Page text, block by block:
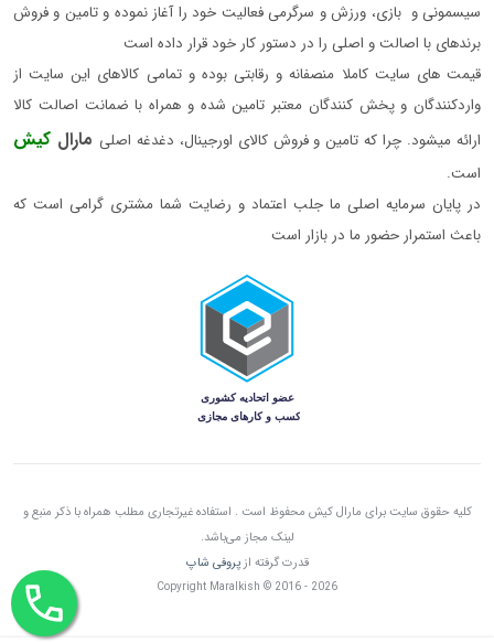
سیسمونی و بازی، ورزش و سرگرمی فعالیت خود را آغاز نموده و تامین و فروش
برندهای با اصالت و اصلی را در دستور کار خود قرار داده است
قیمت های سایت کاملا منصفانه و رقابتی بوده و تمامی کالاهای این سایت از
واردکنندگان و پخش کنندگان معتبر تامین شده و همراه با ضمانت اصالت کالا
ارائه میشود. چرا که تامین و فروش کالای اورجینال، دغدغه اصلی مارال کیش
است.
در پایان سرمایه اصلی ما جلب اعتماد و رضایت شما مشتری گرامی است که
باعث استمرار حضور ما در بازار است
کلیه حقوق سایت برای مارال کیش محفوظ است . استفاده غیرتجاری مطلب همراه با ذکر منبع و
لینک مجاز می‌باشد.
قدرت گرفته ازپروفی شاپ
Copyright Maralkish © 2016 - 2026